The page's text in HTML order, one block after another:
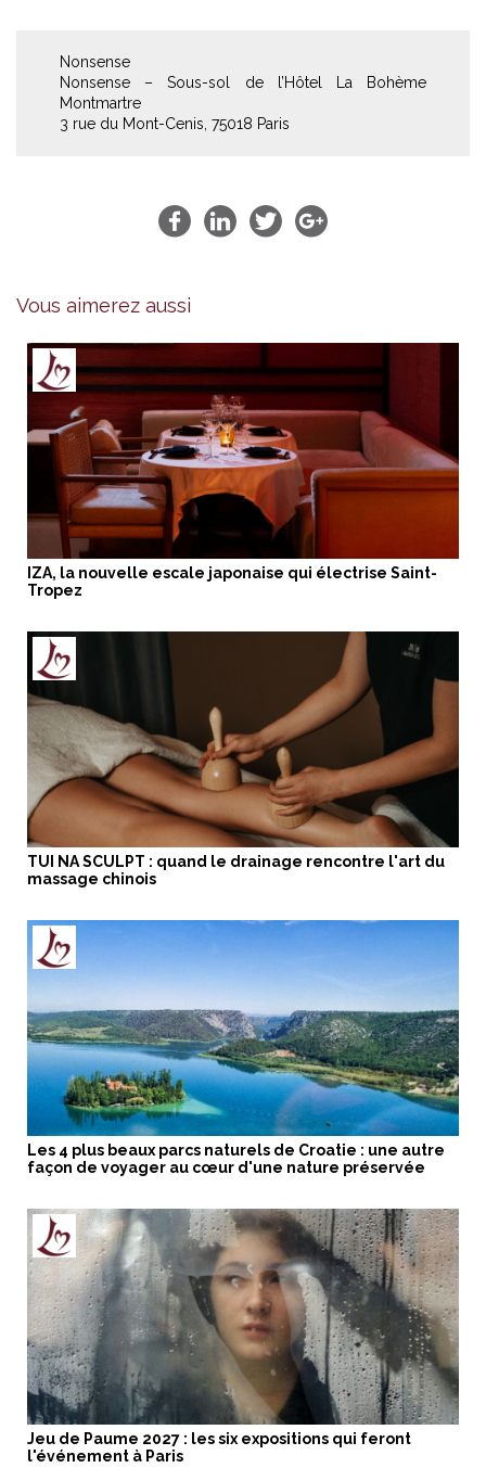
Nonsense
Nonsense – Sous-sol de l’Hôtel La Bohème
Montmartre
3 rue du Mont-Cenis, 75018 Paris
Vous aimerez aussi
IZA, la nouvelle escale japonaise qui électrise Saint-
Tropez
TUI NA SCULPT : quand le drainage rencontre l'art du
massage chinois
Les 4 plus beaux parcs naturels de Croatie : une autre
façon de voyager au cœur d'une nature préservée
Jeu de Paume 2027 : les six expositions qui feront
l'événement à Paris